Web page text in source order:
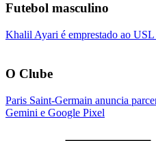
Futebol masculino
Khalil Ayari é emprestado ao
O Clube
Paris Saint-Germain anuncia
Gemini e Google Pixel